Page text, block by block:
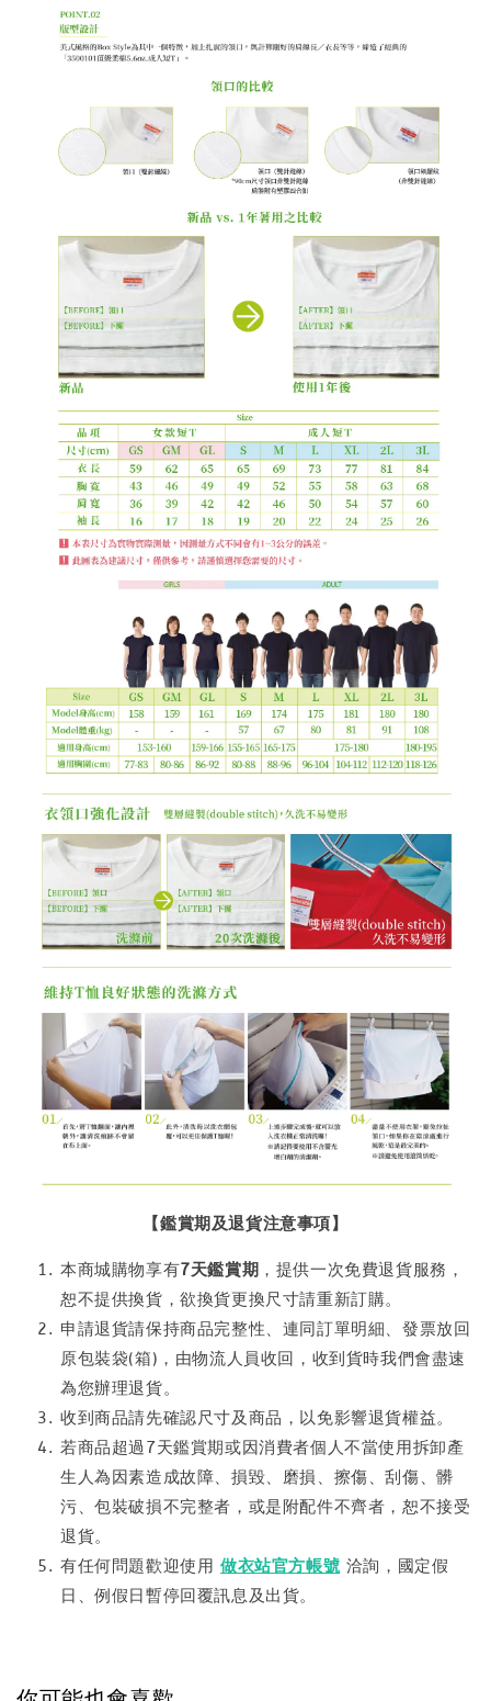
【鑑賞期及退貨注意事項】
本商城購物享有7天鑑賞期 ，提供一次免費退貨服務，
恕不提供換貨，欲換貨更換尺寸請重新訂購。
申請退貨請保持商品完整性、連同訂單明細、發票放回
原包裝袋(箱)，由物流人員收回，收到貨時我們會盡速
為您辦理退貨。
收到商品請先確認尺寸及商品，以免影響退貨權益。
若商品超過7天鑑賞期或因消費者個人不當使用拆卸產
生人為因素造成故障、損毀、磨損、擦傷、刮傷、髒
污、包裝破損不完整者，或是附配件不齊者，恕不接受
退貨。
有任何問題歡迎使用 做衣站官方帳號 洽詢，國定假
日、例假日暫停回覆訊息及出貨。